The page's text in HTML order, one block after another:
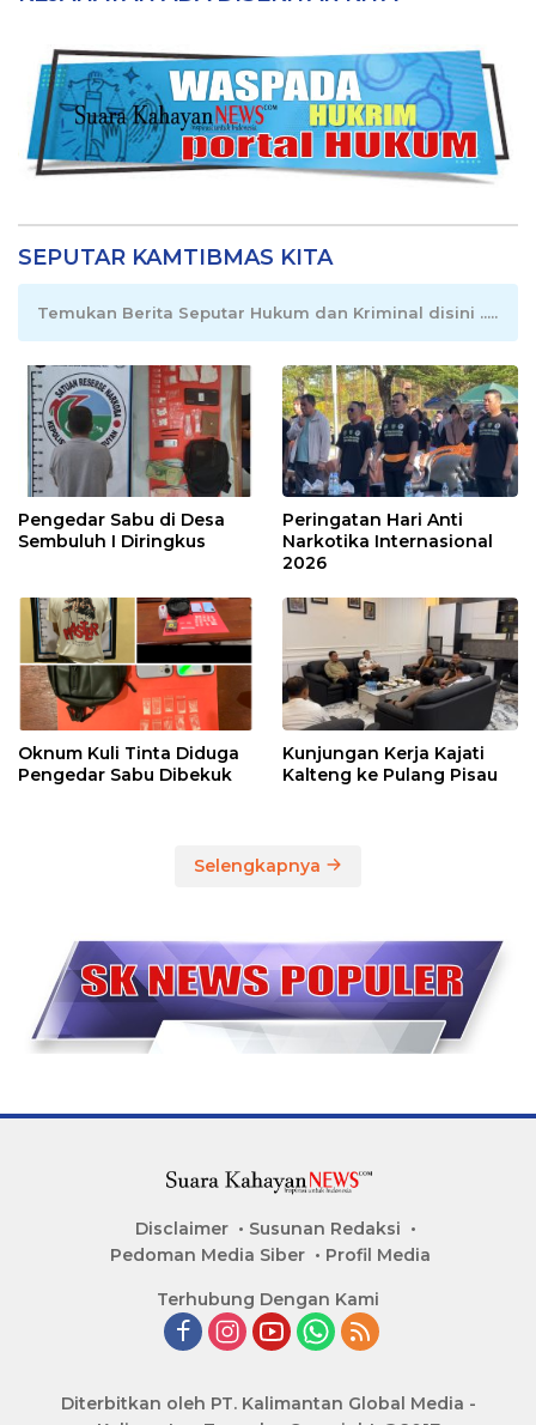
SEPUTAR KAMTIBMAS KITA
Temukan Berita Seputar Hukum dan Kriminal disini .....
Pengedar Sabu di Desa
Sembuluh I Diringkus
Peringatan Hari Anti
Narkotika Internasional
2026
Oknum Kuli Tinta Diduga
Pengedar Sabu Dibekuk
Kunjungan Kerja Kajati
Kalteng ke Pulang Pisau
Selengkapnya
Disclaimer
Susunan Redaksi
Pedoman Media Siber
Profil Media
Terhubung Dengan Kami
Diterbitkan oleh PT. Kalimantan Global Media -